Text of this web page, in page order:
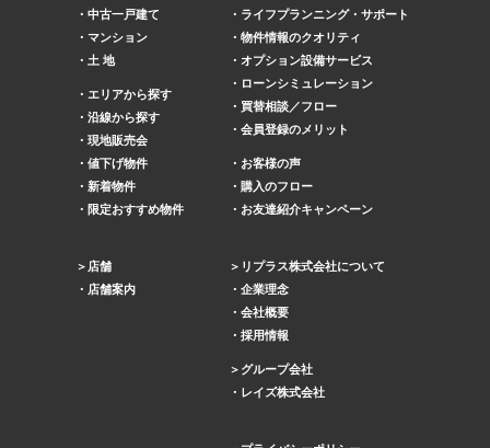
中古一戸建て
マンション
土 地
エリアから探す
沿線から探す
現地販売会
値下げ物件
新着物件
限定おすすめ物件
ライフプランニング・サポート
物件情報のクオリティ
オプション設備サービス
ローンシミュレーション
買替相談／フロー
会員登録のメリット
お客様の声
購入のフロー
お友達紹介キャンペーン
店舗
店舗案内
リプラス株式会社について
企業理念
会社概要
採用情報
グループ会社
レイズ株式会社